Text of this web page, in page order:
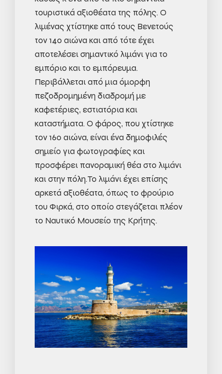
τουριστικά αξιοθέατα της πόλης. Ο
λιμένας χτίστηκε από τους Βενετούς
τον 14ο αιώνα και από τότε έχει
αποτελέσει σημαντικό λιμάνι για το
εμπόριο και το εμπόρευμα.
Περιβάλλεται από μια όμορφη
πεζοδρομημένη διαδρομή με
καφετέριες, εστιατόρια και
καταστήματα. Ο φάρος, που χτίστηκε
τον 16ο αιώνα, είναι ένα δημοφιλές
σημείο για φωτογραφίες και
προσφέρει πανοραμική θέα στο λιμάνι
και στην πόλη.Το λιμάνι έχει επίσης
αρκετά αξιοθέατα, όπως το φρούριο
του Φιρκά, στο οποίο στεγάζεται πλέον
το Ναυτικό Μουσείο της Κρήτης.